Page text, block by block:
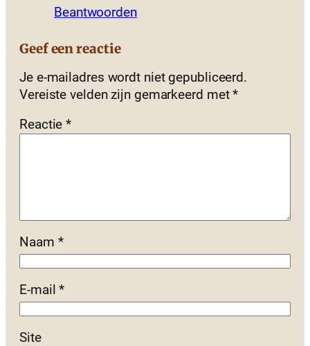
Beantwoorden
Geef een reactie
Je e-mailadres wordt niet gepubliceerd.
Vereiste velden zijn gemarkeerd met*
Reactie*
Naam *
E-mail*
Site